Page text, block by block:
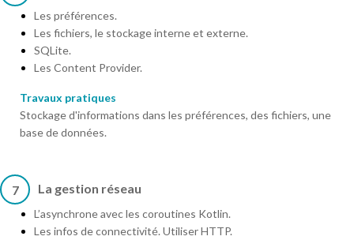
Les préférences.
Les fichiers, le stockage interne et externe.
SQLite.
Les Content Provider.
Travaux pratiques
Stockage d'informations dans les préférences, des fichiers, une
base de données.
7 La gestion réseau
L’asynchrone avec les coroutines Kotlin.
Les infos de connectivité. Utiliser HTTP.